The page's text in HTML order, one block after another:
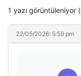
1 yazı görüntüleniyor
22/05/2026: 5:59 pm